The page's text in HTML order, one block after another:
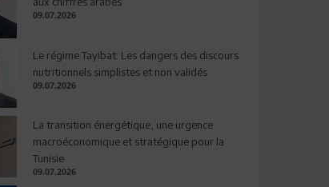
09.07.2026
Le régime Tayibat: Les dangers des discours
nutritionnels simplistes et non validés
09.07.2026
La transition énergétique, une urgence
macroéconomique et stratégique pour la
Tunisie
09.07.2026